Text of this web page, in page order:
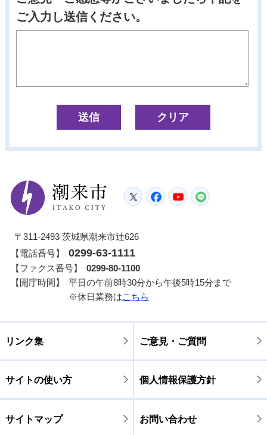
ご入力し送信ください。
潮来市
TwitterFacebook
YouTube
〒311-2493 茨城県潮来市辻626
【電話番号】
0299-63-1111
【ファクス番号】
0299-80-1100
【開庁時間】
平日の午前8時30分から午後5時15分まで
※休日業務はこちら
リンク集 ご意見・ご質問
サイトの使い方 個人情報保護方針
サイトマップ お問い合わせ